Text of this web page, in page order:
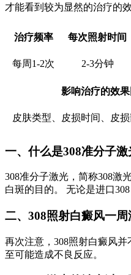
才能看到较为显然的治疗的
治疗频率 每次照射时间
每周1-2次 2-3分钟
影响治疗的效
皮肤类型、皮损时间、皮
一、什么是308准分子激
308准分子激光，简称308激
白斑的目的。 无论是进口
二、308照射白癜风一周
再次注意，308照射白癜风
至可能造成不良反应。